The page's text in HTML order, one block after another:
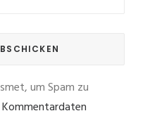
um Spam zu